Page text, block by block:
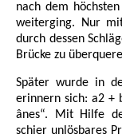
nach dem
weiterging. Nur
durch dessen
Brücke zu
Später wurde in
erinnern sich: a2 +
ânes“. Mit Hilfe
schier unlösbares